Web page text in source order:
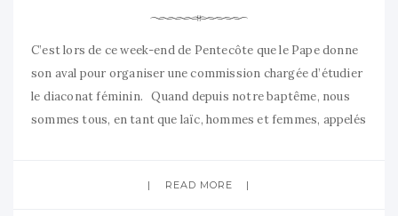
C’est lors de ce week-end de Pentecôte que le Pape donne
son aval pour organiser une commission chargée d’étudier
le diaconat féminin. Quand depuis notre baptême, nous
sommes tous, en tant que laïc, hommes et femmes, appelés
READ MORE